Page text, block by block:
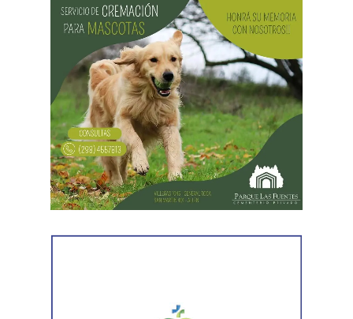
Desde Vialidad Nacional informaron que,durante las
próximas semanas, el operativo de bacheo será
reforzado con dos nuevas cuadrillas de trabajo y dos
camiones bacheadores, lo que permitirá incrementar
el ritmo de ejecución y optimizar las tareas de
mantenimiento en distintos puntos del Alto Valle.
Por otra parte, el organismo avanza con el relevamiento
sectores más deteriorados y mejorar las condiciones de